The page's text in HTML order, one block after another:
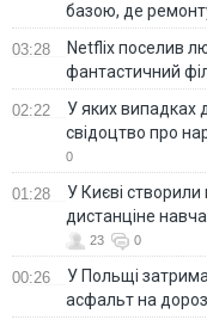
базою, де
03:28
Netflix поселив
фантастичний
02:22
У яких випадках
свідоцтво про
0
01:28
У Києві
дистанціне
23 0
00:26
У Польщі
асфальт на